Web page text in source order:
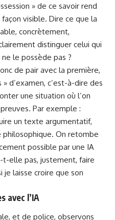
» de ce savoir rend
visible. Dire ce que la
concrètement,
distinguer celui qui
le possède pas ?
de pair avec la première,
d’examen, c’est-à-dire des
une situation où l’on
Par exemple :
un texte argumentatif,
On retombe
possible par une IA
elle pas, justement, faire
je laisse croire que son
avec l’IA
et de police, observons